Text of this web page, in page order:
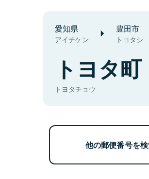
愛知県
アイチケン
豊田市
トヨタシ
トヨタ町
トヨタチョウ
他の郵便番号を